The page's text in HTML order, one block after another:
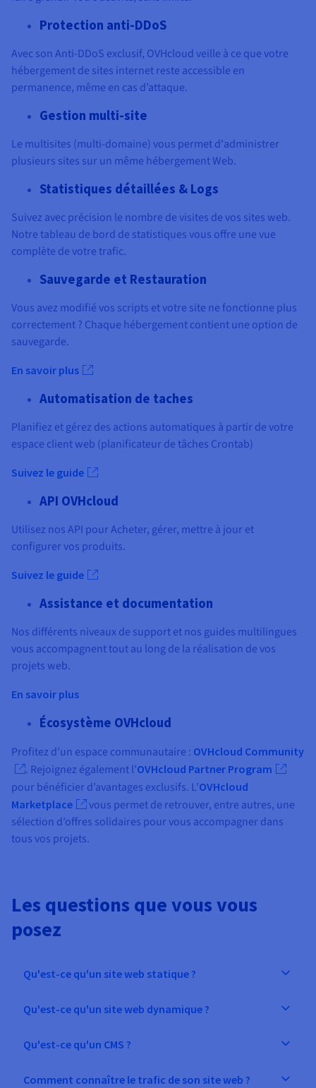
Protection anti-DDoS
Avec son Anti-DDoS exclusif, OVHcloud veille à ce que votre
hébergement de sites internet reste accessible en
permanence, même en cas d’attaque.
Gestion multi-site
Le multisites (multi-domaine) vous permet d'administrer
plusieurs sites sur un même hébergement Web.
Statistiques détaillées & Logs
Suivez avec précision le nombre de visites de vos sites web.
Notre tableau de bord de statistiques vous offre une vue
complète de votre trafic.
Sauvegarde et Restauration
Vous avez modifié vos scripts et votre site ne fonctionne plus
correctement ? Chaque hébergement contient une option de
sauvegarde.
En savoir plus
Automatisation de taches
Planifiez et gérez des actions automatiques à partir de votre
espace client web (planificateur de tâches Crontab)
Suivez le guide
API OVHcloud
Utilisez nos API pour Acheter, gérer, mettre à jour et
configurer vos produits.
Suivez le guide
Assistance et documentation
Nos différents niveaux de support et nos guides multilingues
vous accompagnent tout au long de la réalisation de vos
projets web.
En savoir plus
Écosystème OVHcloud
Profitez d’un espace communautaire : OVHcloud Community
. Rejoignez également l’OVHcloud Partner Program
pour bénéficier d’avantages exclusifs. L’OVHcloud
Marketplace
vous permet de retrouver, entre autres, une
sélection d’offres solidaires pour vous accompagner dans
tous vos projets.
Les questions que vous vous
posez
Qu'est-ce qu'un site web statique ?
Qu'est-ce qu'un site web dynamique ?
Qu'est-ce qu'un CMS ?
Comment connaître le trafic de son site web ?